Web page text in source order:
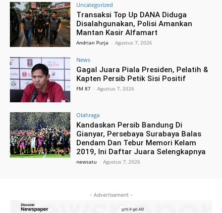
Uncategorized
Transaksi Top Up DANA Diduga
Disalahgunakan, Polisi Amankan
Mantan Kasir Alfamart
Andrian Purja - Agustus 7, 2026
News
Gagal Juara Piala Presiden, Pelatih &
Kapten Persib Petik Sisi Positif
FM 87 - Agustus 7, 2026
Olahraga
Kandaskan Persib Bandung Di
Gianyar, Persebaya Surabaya Balas
Dendam Dan Tebur Memori Kelam
2019, Ini Daftar Juara Selengkapnya
newsatu - Agustus 7, 2026
- Advertisement -